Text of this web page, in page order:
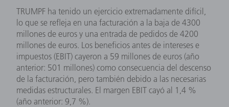
TRUMPF ha tenido un ejercicio extremadamente difícil,
lo que se refleja en una facturación a la baja de 4300
millones de euros y una entrada de pedidos de 4200
millones de euros. Los beneficios antes de intereses e
impuestos (EBIT) cayeron a 59 millones de euros (año
anterior: 501 millones) como consecuencia del descenso
de la facturación, pero también debido a las necesarias
medidas estructurales. El margen EBIT cayó al 1,4 %
(año anterior: 9,7 %).